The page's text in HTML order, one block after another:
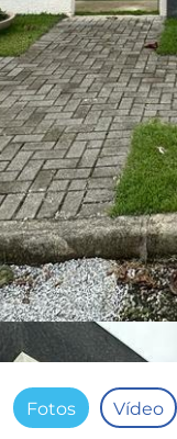
Fotos Vídeo